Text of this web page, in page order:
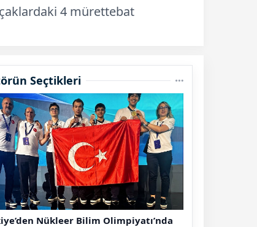
4 mürettebat
Seçtikleri
Nükleer Bilim Olimpiyatı’nda